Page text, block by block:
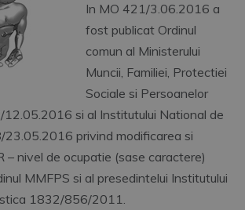
In MO 421/3.06.2016 a
fost publicat Ordinul
comun al Ministerului
Muncii, Familiei, Protectiei
Sociale si Persoanelor
si al Institutului National de
privind modificarea si
– nivel de ocupatie (sase caractere)
MMFPS si al presedintelui Institutului
1832/856/2011.